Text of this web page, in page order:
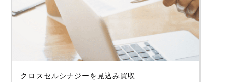
クロスセルシナジーを見込み買収